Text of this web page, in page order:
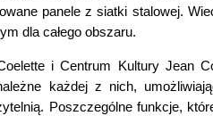
panele z siatki stalowej.
dla całego obszaru.
i Centrum Kultury Jean
każdej z nich,
Poszczególne funkcje,